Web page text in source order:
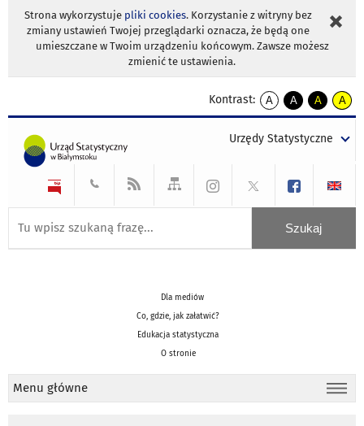
Strona wykorzystuje pliki cookies. Korzystanie z witryny bez
zmiany ustawień Twojej przeglądarki oznacza, że będą one
umieszczane w Twoim urządzeniu końcowym. Zawsze możesz
zmienić te ustawienia.
Kontrast:
A
kontrast
A
kontrast
tekst
czarnym
A
kontrast
tekst
czarnym
A
tekst
żółtym
Urzędy Statystyczne
Dla mediów
Co, gdzie, jak załatwić?
Edukacja statystyczna
O stronie
Menu główne